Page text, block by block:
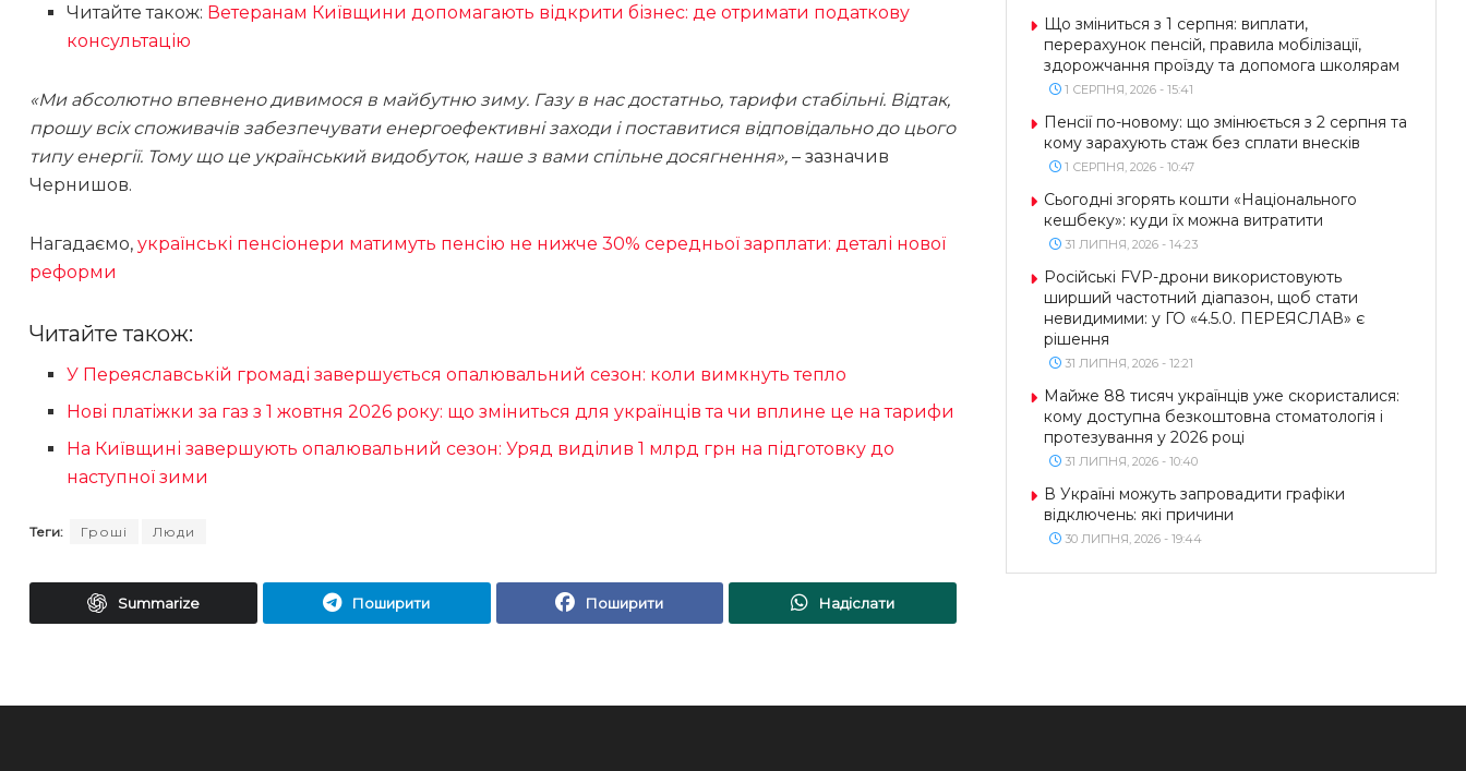
Читайте також: Ветеранам Київщини допомагають відкрити бізнес: де отримати податкову
консультацію
«Ми абсолютно впевнено дивимося в майбутню зиму. Газу в нас достатньо, тарифи стабільні. Відтак,
прошу всіх споживачів забезпечувати енергоефективні заходи і поставитися відповідально до цього
типу енергії. Тому що це український видобуток, наше з вами спільне досягнення», – зазначив
Чернишов.
Нагадаємо, українські пенсіонери матимуть пенсію не нижче 30% середньої зарплати: деталі нової
реформи
Читайте також:
У Переяславській громаді завершується опалювальний сезон: коли вимкнуть тепло
Нові платіжки за газ з 1 жовтня 2026 року: що зміниться для українців та чи вплине це на тарифи
На Київщині завершують опалювальний сезон: Уряд виділив 1 млрд грн на підготовку до
наступної зими
Теги: Гроші Люди
Summarize Поширити Поширити Надіслати
Що зміниться з 1 серпня: виплати,
перерахунок пенсій, правила мобілізації,
здорожчання проїзду та допомога школярам
1 СЕРПНЯ, 2026 - 15:41
Пенсії по-новому: що змінюється з 2 серпня та
кому зарахують стаж без сплати внесків
1 СЕРПНЯ, 2026 - 10:47
Сьогодні згорять кошти «Національного
кешбеку»: куди їх можна витратити
31 ЛИПНЯ, 2026 - 14:23
Російські FVP-дрони використовують
ширший частотний діапазон, щоб стати
невидимими: у ГО «4.5.0. ПЕРЕЯСЛАВ» є
рішення
31 ЛИПНЯ, 2026 - 12:21
Майже 88 тисяч українців уже скористалися:
кому доступна безкоштовна стоматологія і
протезування у 2026 році
31 ЛИПНЯ, 2026 - 10:40
В Україні можуть запровадити графіки
відключень: які причини
30 ЛИПНЯ, 2026 - 19:44